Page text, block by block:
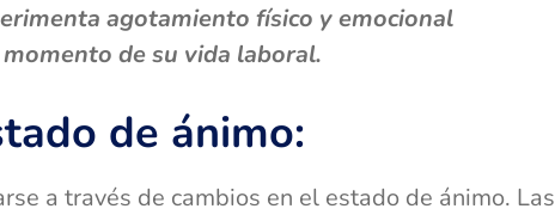
agotamiento físico y emocional
de su vida laboral.
de ánimo:
a través de cambios en el estado de ánimo. Las